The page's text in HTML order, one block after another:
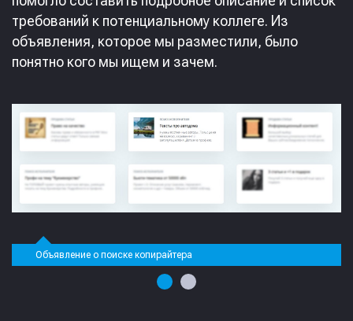
требований к потенциальному коллеге. Из
объявления, которое мы разместили, было
понятно кого мы ищем и зачем.
Объявление о поиске копирайтера